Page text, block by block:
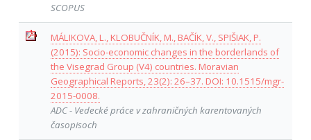
SCOPUS
MÁLIKOVA, L., KLOBUČNÍK, M., BAČÍK, V., SPIŠIAK, P.
(2015): Socio-economic changes in the borderlands of
the Visegrad Group (V4) countries. Moravian
Geographical Reports, 23(2): 26–37. DOI: 10.1515/mgr-
2015-0008.
ADC - Vedecké práce v zahraničných karentovaných
časopisoch